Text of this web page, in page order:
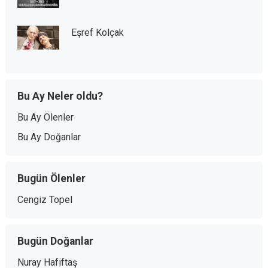
Eşref Kolçak
Bu Ay Neler oldu?
Bu Ay Ölenler
Bu Ay Doğanlar
Bugün Ölenler
Cengiz Topel
Bugün Doğanlar
Nuray Hafiftaş